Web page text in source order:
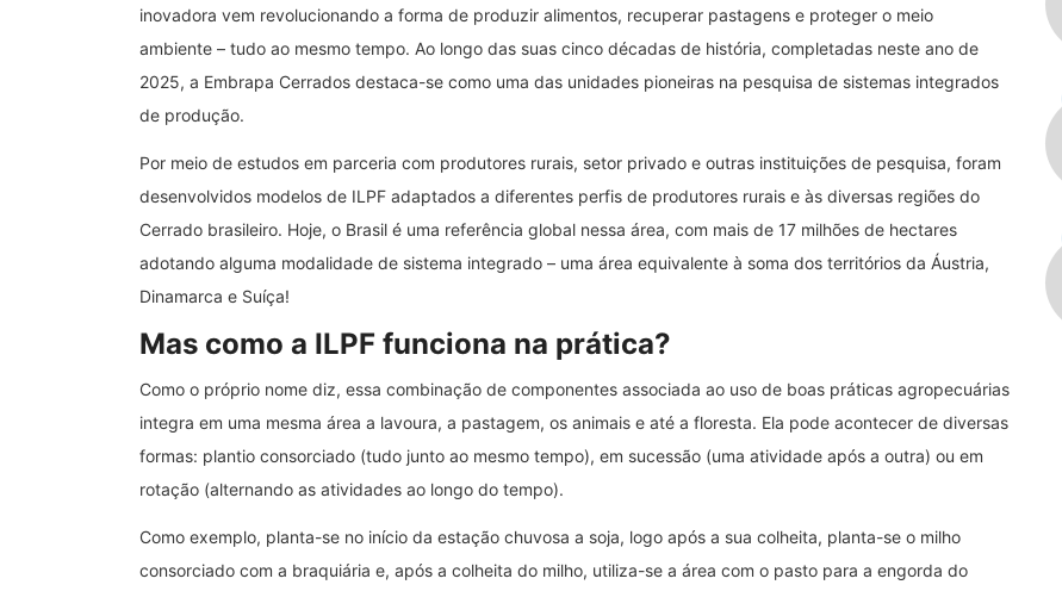
inovadora vem revolucionando a forma de produzir alimentos, recuperar pastagens e proteger o meio
ambiente – tudo ao mesmo tempo. Ao longo das suas cinco décadas de história, completadas neste ano de
2025, a Embrapa Cerrados destaca-se como uma das unidades pioneiras na pesquisa de sistemas integrados
de produção.
Por meio de estudos em parceria com produtores rurais, setor privado e outras instituições de pesquisa, foram
desenvolvidos modelos de ILPF adaptados a diferentes perfis de produtores rurais e às diversas regiões do
Cerrado brasileiro. Hoje, o Brasil é uma referência global nessa área, com mais de 17 milhões de hectares
adotando alguma modalidade de sistema integrado – uma área equivalente à soma dos territórios da Áustria,
Dinamarca e Suíça!
Mas como a ILPF funciona na prática?
Como o próprio nome diz, essa combinação de componentes associada ao uso de boas práticas agropecuárias
integra em uma mesma área a lavoura, a pastagem, os animais e até a floresta. Ela pode acontecer de diversas
formas: plantio consorciado (tudo junto ao mesmo tempo), em sucessão (uma atividade após a outra) ou em
rotação (alternando as atividades ao longo do tempo).
Como exemplo, planta-se no início da estação chuvosa a soja, logo após a sua colheita, planta-se o milho
consorciado com a braquiária e, após a colheita do milho, utiliza-se a área com o pasto para a engorda do